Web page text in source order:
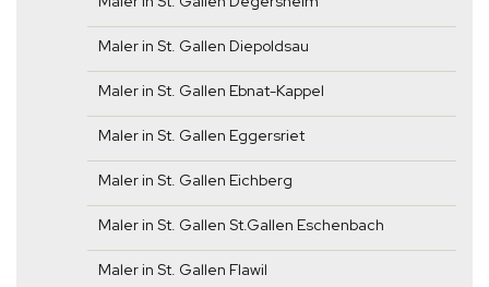
Maler in St. Gallen Diepoldsau
Maler in St. Gallen Ebnat-Kappel
Maler in St. Gallen Eggersriet
Maler in St. Gallen Eichberg
Maler in St. Gallen St.Gallen Eschenbach
Maler in St. Gallen Flawil